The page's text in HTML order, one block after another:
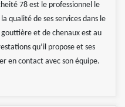
78 est le professionnel le
qualité de ses services dans le
et de chenaux est au
qu’il propose et ses
en contact avec son équipe.